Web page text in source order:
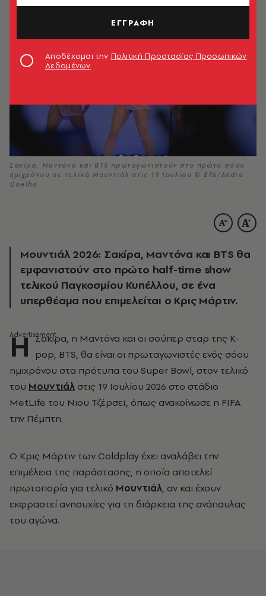
Σακίρα, Μαντόνα και BTS πρωταγωνιστούν στο πρώτο σόου
ημιχρόνου σε τελικό Μουντιάλ στις 19 Ιουλίου © EPA/Andre
Coelho
Μουντιάλ 2026: Σακίρα, Μαντόνα και BTS θα
εμφανιστούν στο πρώτο half-time show
τελικού Παγκοσμίου Κυπέλλου, σε ένα
υπερθέαμα που επιμελείται ο Κρις Μάρτιν.
Η Σακίρα, η Μαντόνα και οι σούπερ σταρ της K-
pop, BTS, θα είναι οι πρωταγωνιστές ενός σόου
ημιχρόνου στα πρότυπα του Super Bowl, στον τελικό
του Μουντιάλ στις 19 Ιουλίου 2026 στο στάδιο
MetLife του Νιου Τζέρσεϊ, όπως ανακοίνωσε η FIFA
την Πέμπτη.
Ο Κρις Μάρτιν των Coldplay έχει αναλάβει την
επιμέλεια της παράστασης, η οποία αποτελεί
πρωτοπορία για τελικό Μουντιάλ, αν και έχουν
εκφραστεί ανησυχίες για τη διάρκεια της ανάπαυλας
του αγώνα.
ΕΓΓΡΑΦΗ
Αποδέχομαι την Πολιτική Προστασίας Προσωπικών
Δεδομένων